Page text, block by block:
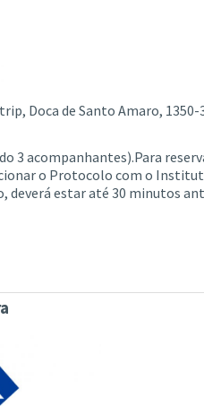
Doca de Santo Amaro, 1350-
3 acompanhantes).Para
o Protocolo com o
deverá estar até 30 minutos